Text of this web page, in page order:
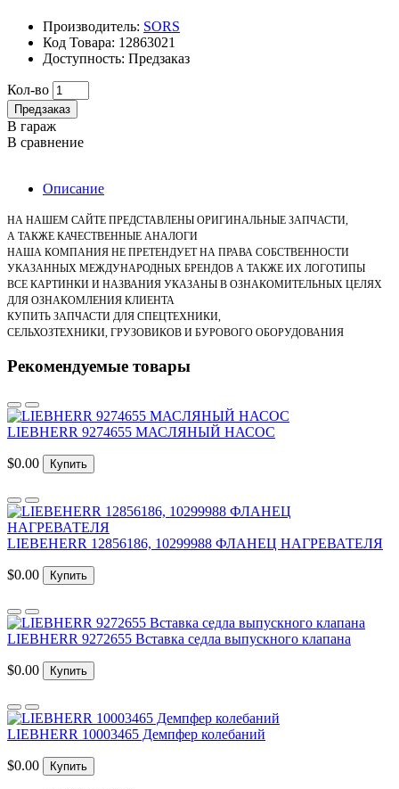
Производитель: SORS
Код Товара: 12863021
Доступность: Предзаказ
Кол-во
Предзаказ
В гараж
В сравнение
Описание
НА НАШЕМ САЙТЕ ПРЕДСТАВЛЕНЫ ОРИГИНАЛЬНЫЕ ЗАПЧАСТИ,
А ТАКЖЕ КАЧЕСТВЕННЫЕ АНАЛОГИ
НАША КОМПАНИЯ НЕ ПРЕТЕНДУЕТ НА ПРАВА СОБСТВЕННОСТИ
УКАЗАННЫХ МЕЖДУНАРОДНЫХ БРЕНДОВ А ТАКЖЕ ИХ ЛОГОТИПЫ
ВСЕ КАРТИНКИ И НАЗВАНИЯ УКАЗАНЫ В ОЗНАКОМИТЕЛЬНЫХ ЦЕЛЯХ
ДЛЯ ОЗНАКОМЛЕНИЯ КЛИЕНТА
КУПИТЬ ЗАПЧАСТИ ДЛЯ СПЕЦТЕХНИКИ,
СЕЛЬХОЗТЕХНИКИ, ГРУЗОВИКОВ И БУРОВОГО ОБОРУДОВАНИЯ
Рекомендуемые товары
LIEBHERR 9274655 МАСЛЯНЫЙ НАСОС
$0.00 Купить
LIEBEHERR 12856186, 10299988 ФЛАНЕЦ НАГРЕВАТЕЛЯ
$0.00 Купить
LIEBHERR 9272655 Вставка седла выпускного клапана
$0.00 Купить
LIEBHERR 10003465 Демпфер колебаний
$0.00 Купить